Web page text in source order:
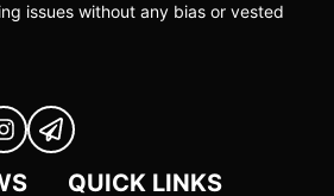
issues without any bias or vested
QUICK LINKS